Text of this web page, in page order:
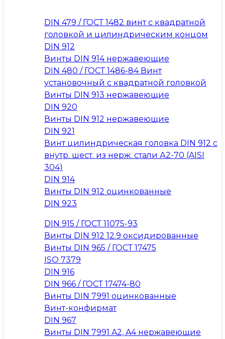
DIN 479 / ГОСТ 1482 винт с квадратной
головкой и цилиндрическим концом
DIN 912
Винты DIN 914 нержавеющие
DIN 480 / ГОСТ 1486-84 Винт
установочный с квадратной головкой
Винты DIN 913 нержавеющие
DIN 920
Винты DIN 912 нержавеющие
DIN 921
Винт цилиндрическая головка DIN 912 с
внутр. шест. из нерж. стали А2-70 (AISI
304)
DIN 914
Винты DIN 912 оцинкованные
DIN 923
DIN 915 / ГОСТ 11075-93
Винты DIN 912 12.9 оксидированные
Винты DIN 965 / ГОСТ 17475
ISO 7379
DIN 916
DIN 966 / ГОСТ 17474-80
Винты DIN 7991 оцинкованные
Винт-конфирмат
DIN 967
Винты DIN 7991 A2, A4 нержавеющие